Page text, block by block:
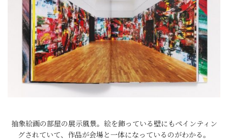
抽象絵画の部屋の展示風景。絵を飾っている壁にもペインティン
グされていて、作品が会場と一体になっているのがわかる。